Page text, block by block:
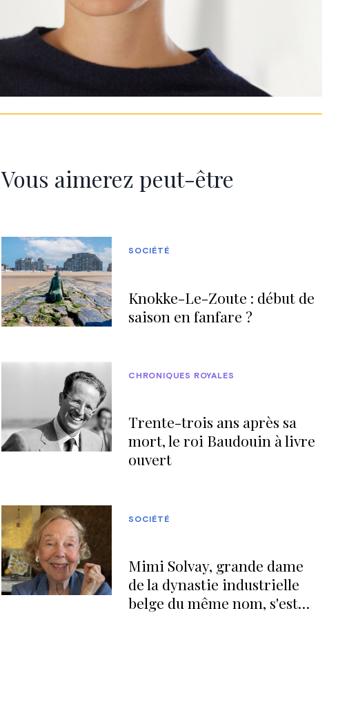
Vous aimerez peut-être
Knokke-Le-Zoute : début de
saison en fanfare ?
SOCIÉTÉ
Trente-trois ans après sa
mort, le roi Baudouin à livre
ouvert
CHRONIQUES ROYALES
Mimi Solvay, grande dame
de la dynastie industrielle
belge du même nom, s'est
SOCIÉTÉ